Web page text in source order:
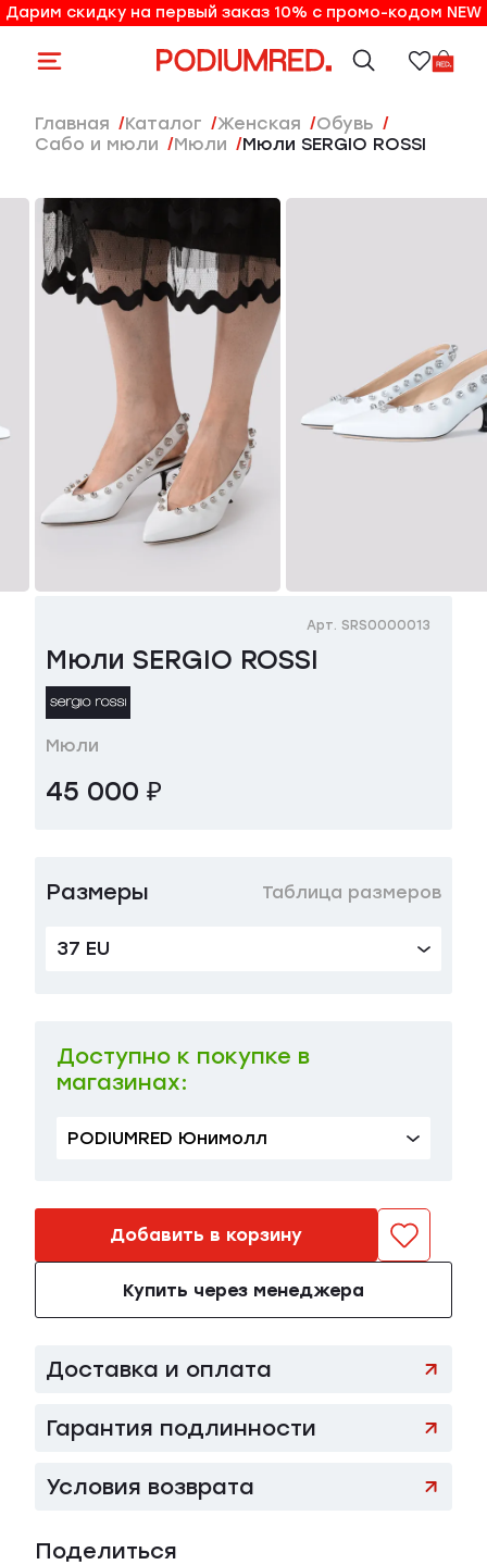
10% на первый заказ по промо-коду NEW
Дарим скидку на первый заказ 10% с промо-кодом NEW
Главная Каталог женская
Обувь
Сабо и мюли
Мюли Мюли SERGIO ROSSI
Мюли SERGIO ROSSI
Арт. SRS0000013
Мюли
45 000 ₽
Размеры Таблица размеров
37 EU
Доступно к покупке в
магазинах:
PODIUMRED Юнимолл
Добавить в корзину
Купить через менеджера
Доставка и оплата
Гарантия подлинности
Условия возврата
Поделиться